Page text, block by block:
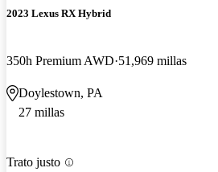
2023 Lexus RX Hybrid
350h Premium AWD 51,969 millas
Doylestown, PA
27 millas
Trato justo